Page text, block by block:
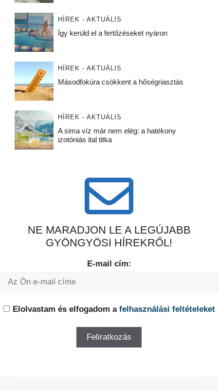
HÍREK - AKTUÁLIS
Így kerüld el a fertőzéseket nyáron
HÍREK - AKTUÁLIS
Másodfokúra csökkent a hőségriasztás
HÍREK - AKTUÁLIS
A sima víz már nem elég: a hatékony
izotóniás ital titka
NE MARADJON LE A LEGÚJABB
GYÖNGYÖSI HÍREKRŐL!
E-mail cím:
Elolvastam és elfogadom a felhasználási feltételeket